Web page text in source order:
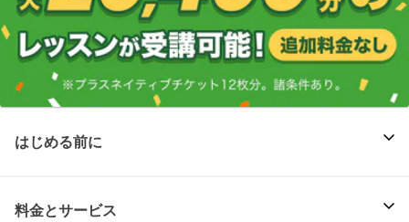
はじめる前に
料金とサービス